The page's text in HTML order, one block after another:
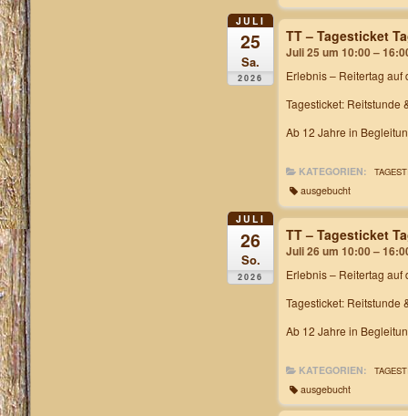
JULI
25
Sa.
2026
TT – Tagesticket
Juli 25 um 10:00 –
Erlebnis – Reitertag auf
Tagesticket: Reitstunde
Ab 12 Jahre in
KATEGORIEN:
ausgebucht
JULI
26
So.
2026
TT – Tagesticket
Juli 26 um 10:00 –
Erlebnis – Reitertag auf
Tagesticket: Reitstunde
Ab 12 Jahre in
KATEGORIEN:
ausgebucht